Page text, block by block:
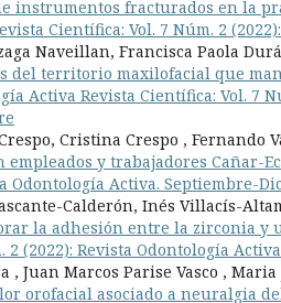
instrumentos fracturados en la
Científica: Vol. 7 Núm. 2
Naveillan, Francisca Paola
del territorio maxilofacial que
Activa Revista Científica: Vol. 7
Cristina Crespo , Fernando
y trabajadores Cañar-
Odontología Activa. Septiembre-
Calderón, Inés Villacís-
la adhesión entre la zirconia y
2 (2022): Revista Odontología
, Juan Marcos Parise Vasco ,
orofacial asociado a neuralgia